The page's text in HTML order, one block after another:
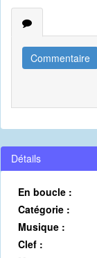
Commentaire
Détails
En boucle :
Catégorie :
Musique :
Clef :